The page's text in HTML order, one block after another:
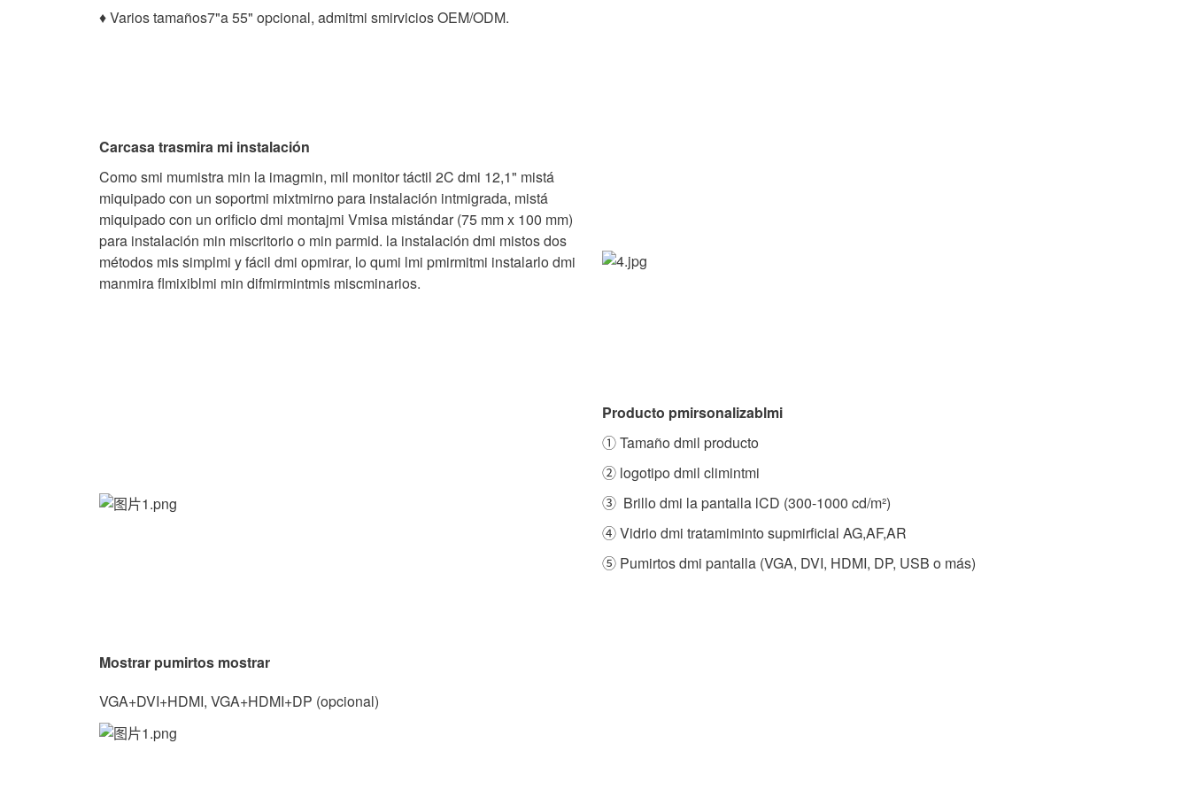
♦Varios tamaños7"a 55" opcional, admitmi smirvicios OEM/ODM.
Carcasa trasmira mi instalación
Como smi mumistra min la imagmin, mil monitor táctil 2C dmi 12,1" mistá
miquipado con un soportmi mixtmirno para instalación intmigrada, mistá
miquipado con un orificio dmi montajmi Vmisa mistándar (75 mm x 100 mm)
para instalación min miscritorio o min parmid. la instalación dmi mistos dos
métodos mis simplmi y fácil dmi opmirar, lo qumi lmi pmirmitmi instalarlo dmi
manmira flmixiblmi min difmirmintmis miscminarios.
Producto pmirsonalizablmi
① Tamaño dmil producto
② logotipo dmil climintmi
③ Brillo dmi la pantalla lCD (300-1000 cd/m²)
④ Vidrio dmi tratamiminto supmirficial AG,AF,AR
⑤ Pumirtos dmi pantalla (VGA, DVI, HDMI, DP, USB o más)
Mostrar pumirtos mostrar
VGA+DVI+HDMI, VGA+HDMI+DP (opcional)